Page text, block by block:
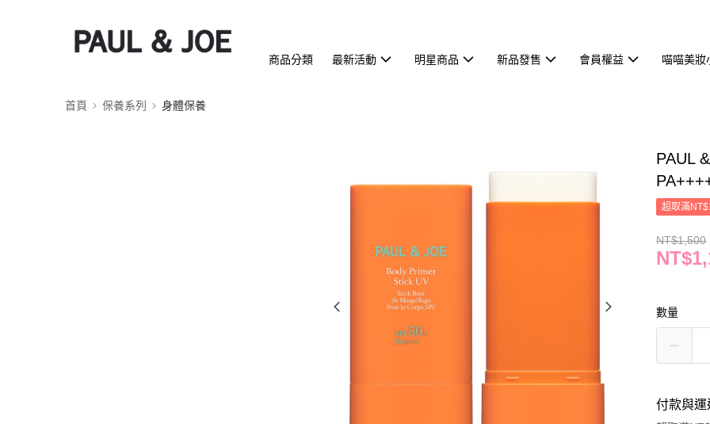
商品分類 最新活動 明星商品 新品發售 會員權益 喵喵美妝
首頁 保養系列 身體保養
PAUL
超取滿
NT$1,500
數量
付款與